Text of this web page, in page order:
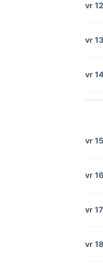
vr
vr
vr
vr
vr
vr
vr